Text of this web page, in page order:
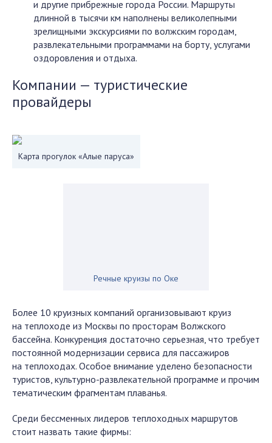
и другие прибрежные города России. Маршруты
длинной в тысячи км наполнены великолепными
зрелищными экскурсиями по волжским городам,
развлекательными программами на борту, услугами
оздоровления и отдыха.
Компании — туристические
провайдеры
Карта прогулок «Алые паруса»
Речные круизы по Оке
Более 10 круизных компаний организовывают круиз
на теплоходе из Москвы по просторам Волжского
бассейна. Конкуренция достаточно серьезная, что требует
постоянной модернизации сервиса для пассажиров
на теплоходах. Особое внимание уделено безопасности
туристов, культурно-развлекательной программе и прочим
тематическим фрагментам плаванья.
Среди бессменных лидеров теплоходных маршрутов
стоит назвать такие фирмы: